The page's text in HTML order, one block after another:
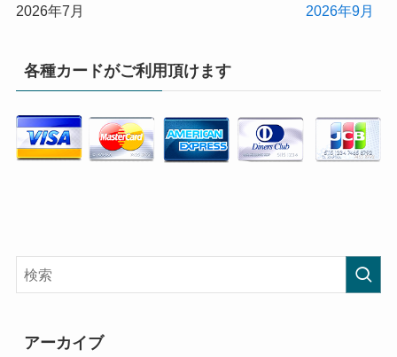
2026年7月 2026年9月
各種カードがご利用頂けます
アーカイブ